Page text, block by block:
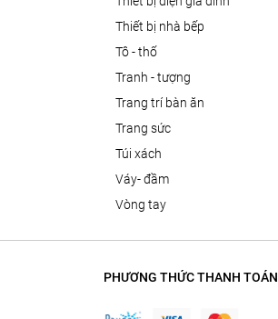
thiết bị nhà bếp
tô - thố
tranh - tượng
trang trí bàn ăn
trang sức
túi xách
váy- đầm
vòng tay
PHƯƠNG THỨC THANH TOÁN